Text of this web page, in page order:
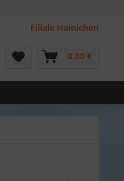
Filiale Hainichen
0,00 €